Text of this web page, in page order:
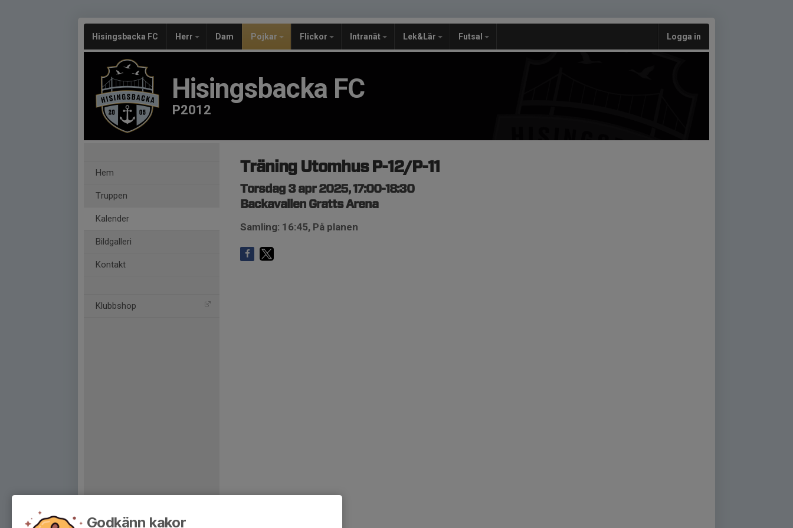
Hisingsbacka FC Herr Dam Pojkar Flickor Intranät Lek&Lär Futsal Logga in
Hisingsbacka FC
P2012
Hem
Truppen
Kalender
Bildgalleri
Kontakt
Klubbshop
Träning Utomhus P-12/P-11
Torsdag 3 apr 2025, 17:00-18:30
Backavallen Gratts Arena
Samling: 16:45, På planen
Godkänn kakor